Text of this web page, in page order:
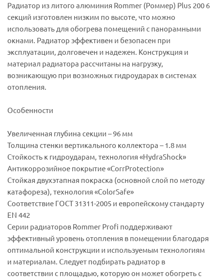
Радиатор из литого алюминия Rommer (Роммер) Plus 200 6
секций изготовлен низким по высоте, что можно
использовать для обогрева помещений с панорамными
окнами. Радиатор эффективен и безопасен при
эксплуатации, долговечен и надежен. Конструкция и
материал радиатора рассчитаны на нагрузку,
возникающую при возможных гидроударах в системах
отопления.
Особенности
Увеличенная глубина секции – 96 мм
Толщина стенки вертикального коллектора – 1.8 мм
Стойкость к гидроударам, технология «HydraShock»
Антикоррозийное покрытие «СorrProtection»
Стойкая двухэтапная покраска (основной слой по методу
катафореза), технология «ColorSafe»
Соответствие ГОСТ 31311-2005 и европейскому стандарту
EN 442
Серии радиаторов Rommer Profi поддерживают
эффективный уровень отопления в помещении благодаря
оптимальной конструкции и используемым технологиям
и материалам. Следует подбирать радиатор в
соответствии с площадью, которую он может обогреть с